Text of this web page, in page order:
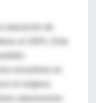
al 100%. Esto
el oxígeno
saturaciones